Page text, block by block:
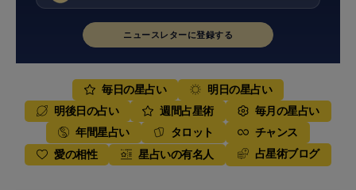
ニュースレターに登録する
毎日の星占い
明日の星占い
明後日の占い
週間占星術
毎月の星占い
年間星占い
タロット
チャンス
愛の相性
星占いの有名人 占星術ブログ